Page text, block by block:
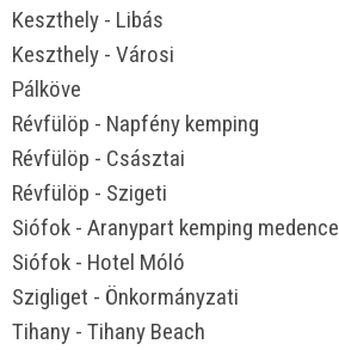
Keszthely - Libás
Keszthely - Városi
Pálköve
Révfülöp - Napfény kemping
Révfülöp - Császtai
Révfülöp - Szigeti
Siófok - Aranypart kemping medence
Siófok - Hotel Móló
Szigliget - Önkormányzati
Tihany - Tihany Beach